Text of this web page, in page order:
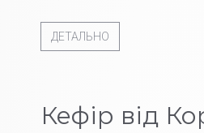
ДЕТАЛЬНО
Кефір від